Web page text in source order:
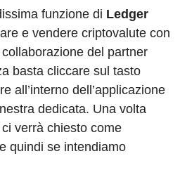
funzione di Ledger
e vendere criptovalute con
del partner
basta cliccare sul tasto
all’interno dell’applicazione
dedicata. Una volta
verrà chiesto come
quindi se intendiamo